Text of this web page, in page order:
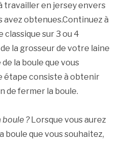
travailler en jersey envers
avez obtenues.Continuez à
sur 3 ou 4
la grosseur de votre laine
la boule que vous
étape consiste à obtenir
de fermer la boule.
?Lorsque vous aurez
boule que vous souhaitez,